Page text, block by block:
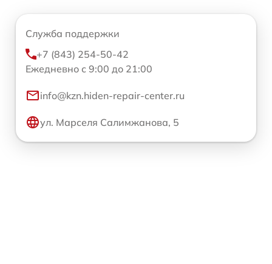
Служба поддержки
+7 (843) 254-50-42
Ежедневно с 9:00 до 21:00
info@kzn.hiden-repair-center.ru
ул. Марселя Салимжанова, 5